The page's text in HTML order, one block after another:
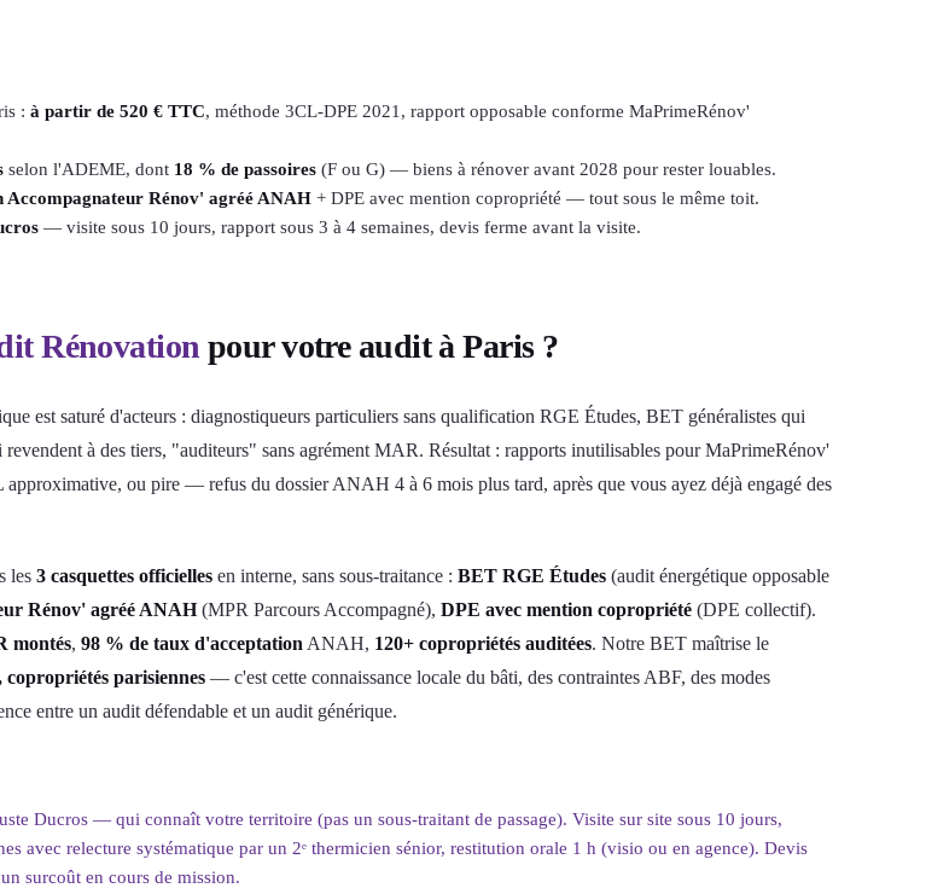
: à partir de 520 € TTC, méthode 3CL-DPE 2021, rapport opposable conforme MaPrimeRénov'
selon l'ADEME, dont 18 % de passoires (F ou G) — biens à rénover avant 2028 pour rester louables.
Accompagnateur Rénov' agréé ANAH + DPE avec mention copropriété — tout sous le même toit.
— visite sous 10 jours, rapport sous 3 à 4 semaines, devis ferme avant la visite.
Rénovation pour votre audit à Paris ?
est saturé d'acteurs : diagnostiqueurs particuliers sans qualification RGE Études, BET généralistes qui
à des tiers, "auditeurs" sans agrément MAR. Résultat : rapports inutilisables pour MaPrimeRénov'
approximative, ou pire — refus du dossier ANAH 4 à 6 mois plus tard, après que vous ayez déjà engagé des
les 3 casquettes officielles en interne, sans sous-traitance : BET RGE Études (audit énergétique opposable
Rénov' agréé ANAH(MPR Parcours Accompagné), DPE avec mention copropriété (DPE collectif).
montés, 98 % de taux d'acceptation ANAH, 120+ copropriétés auditées. Notre BET maîtrise le
copropriétés parisiennes — c'est cette connaissance locale du bâti, des contraintes ABF, des modes
entre un audit défendable et un audit générique.
Ducros — qui connaît votre territoire (pas un sous-traitant de passage). Visite sur site sous 10 jours,
avec relecture systématique par un 2ᵉ thermicien sénior, restitution orale 1 h (visio ou en agence). Devis
surcoût en cours de mission.